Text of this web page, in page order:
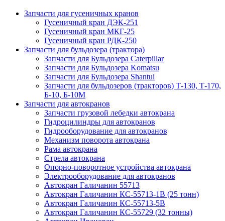
Запчасти для гусеничных кранов
Гусеничный кран ДЭК-251
Гусеничный кран МКГ-25
Гусеничный кран РДК-250
Запчасти для бульдозера (трактора)
Запчасти для Бульдозера Caterpillar
Запчасти для Бульдозера Komatsu
Запчасти для Бульдозера Shantui
Запчасти для бульдозеров (тракторов) Т-130, Т-170,
Б-10, Б-10М
Запчасти для автокранов
Запчасти грузовой лебедки автокрана
Гидроцилиндры для автокранов
Гидрооборудование для автокранов
Механизм поворота автокрана
Рама автокрана
Стрела автокрана
Опорно-поворотное устройства автокрана
Электрооборудование для автокранов
Автокран Галичанин 55713
Автокран Галичанин КС-55713-1В (25 тонн)
Автокран Галичанин КС-55713-5В
Автокран Галичанин КС-55729 (32 тонны)